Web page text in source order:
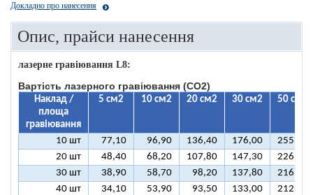
Докладно про нанесення
Опис, прайси нанесення
лазерне гравіювання L8:
Вартість лазерного гравіювання (CO2)
Наклад /
площа
гравіювання
5 см2 10 см2 20 см2 30 см2 50 см2
10 шт 77,10 96,90 136,40 176,00
255,10
20 шт
48,40 68,20 107,80 147,30
226,50
30 шт
38,90 58,70 98,20 137,80
216,90
40 шт
34,10 53,90 93,50 133,00
212,10